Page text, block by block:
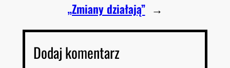
„Zmiany działają” →
Dodaj komentarz